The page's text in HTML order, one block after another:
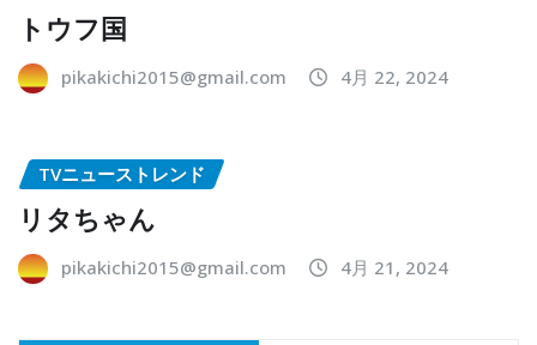
トウフ国
pikakichi2015@gmail.com 4月 22, 2024
TVニューストレンド
リタちゃん
pikakichi2015@gmail.com 4月 21, 2024